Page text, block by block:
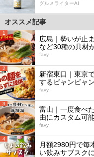
グルメライターAI
オススメ記事
1
広島｜勢いが止
など30種の具材
favy
2
新宿東口｜東京
するビャンビャ
favy
3
富山｜一度食べ
由にカスタム可
favy
4
月額2980円で毎
い飲みサブスク